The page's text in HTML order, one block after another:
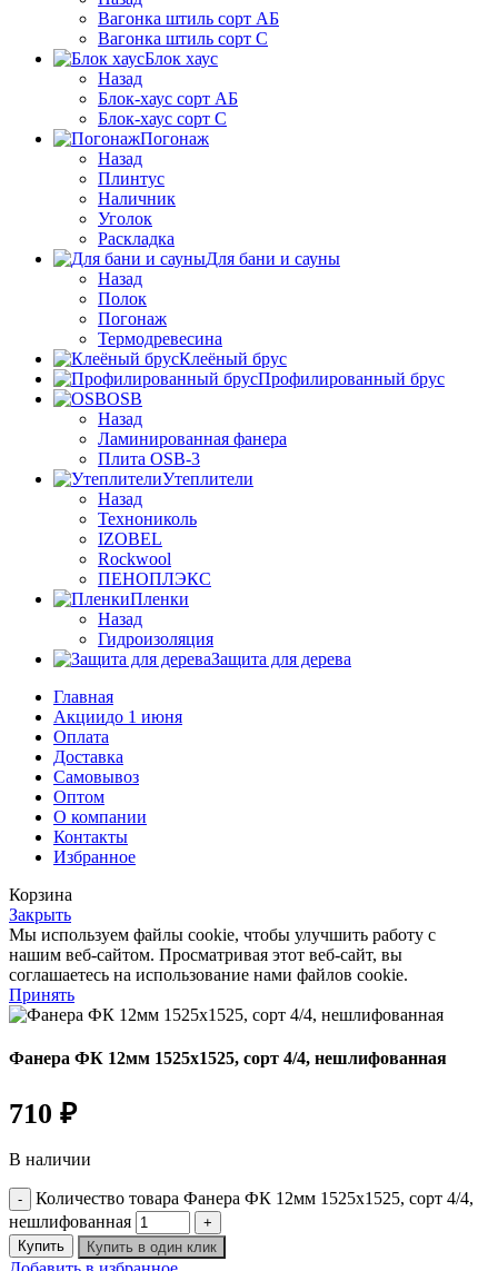
Вагонка штиль сорт АБ
Вагонка штиль сорт С
Блок хаус
Назад
Блок-хаус сорт АБ
Блок-хаус сорт С
Погонаж
Назад
Плинтус
Наличник
Уголок
Раскладка
Для бани и сауны
Назад
Полок
Погонаж
Термодревесина
Клеёный брус
Профилированный брус
OSB
Назад
Ламинированная фанера
Плита OSB-3
Утеплители
Назад
Технониколь
IZOBEL
Rockwool
ПЕНОПЛЭКС
Пленки
Назад
Гидроизоляция
Защита для дерева
Главная
Акциидо 1 июня
Оплата
Доставка
Самовывоз
Оптом
О компании
Контакты
Избранное
Корзина
Закрыть
Мы используем файлы cookie, чтобы улучшить работу с
нашим веб-сайтом. Просматривая этот веб-сайт, вы
соглашаетесь на использование нами файлов cookie.
Принять
Фанера ФК 12мм 1525х1525, сорт 4/4, нешлифованная
710 ₽
В наличии
Количество товара Фанера ФК 12мм 1525х1525, сорт 4/4,
нешлифованная
Купить Купить в один клик